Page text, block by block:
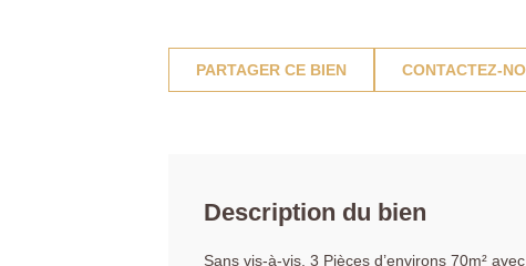
PARTAGER CE BIEN CONTACTEZ-
Description du bien
Sans vis-à-vis, 3 Pièces d’environs 70m²